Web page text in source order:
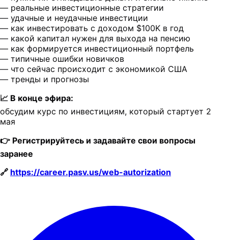
— реальные инвестиционные стратегии
— удачные и неудачные инвестиции
— как инвестировать с доходом $100K в год
— какой капитал нужен для выхода на пенсию
— как формируется инвестиционный портфель
— типичные ошибки новичков
— что сейчас происходит с экономикой США
— тренды и прогнозы
📈 В конце эфира:
обсудим курс по инвестициям, который стартует 2
мая
👉 Регистрируйтесь и задавайте свои вопросы
заранее
🔗 https://career.pasv.us/web-autorization